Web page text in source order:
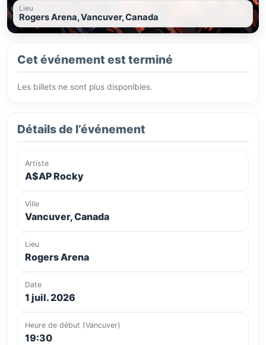
Lieu
Rogers Arena, Vancuver, Canada
Cet événement est terminé
Les billets ne sont plus disponibles.
Détails de l’événement
Artiste
A$AP Rocky
Ville
Vancuver, Canada
Lieu
Rogers Arena
Date
1 juil. 2026
Heure de début (Vancuver)
19:30